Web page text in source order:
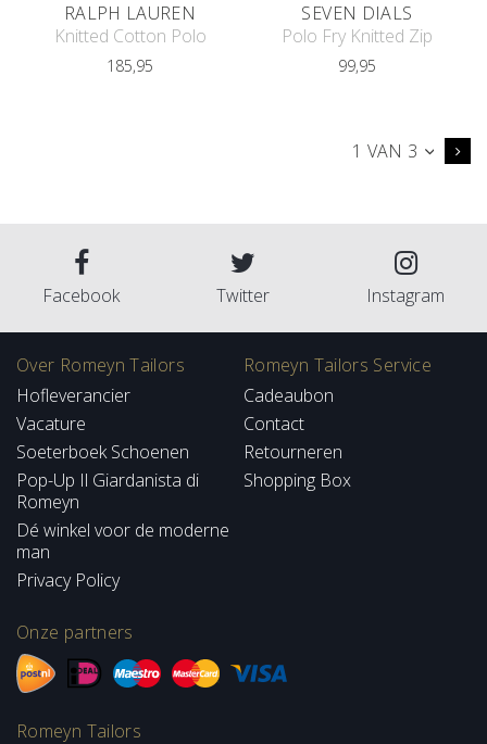
RALPH LAUREN
Knitted Cotton Polo
185,95
SEVEN DIALS
Polo Fry Knitted Zip
99,95
1 VAN 3
Facebook Twitter Instagram
Over Romeyn Tailors
Hofleverancier
Vacature
Soeterboek Schoenen
Pop-Up Il Giardanista di
Romeyn
Dé winkel voor de moderne
man
Privacy Policy
Romeyn Tailors Service
Cadeaubon
Contact
Retourneren
Shopping Box
Onze partners
Romeyn Tailors